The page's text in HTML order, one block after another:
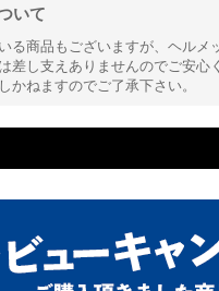
いて
る商品もございますが、ヘルメ
差し支えありませんのでご安
かねますのでご了承下さい。